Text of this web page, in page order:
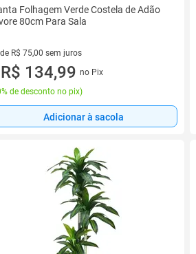
Folhagem Verde Costela de Adão
80cm Para Sala
R$ 75,00 sem juros
de R$ 75,00 sem juros
R$ 134,99 no Pix
de desconto no pix)
Adicionar à sacola